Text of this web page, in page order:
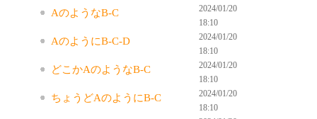
AのようなB-C
2024/01/20
18:10
AのようにB-C-D
2024/01/20
18:10
どこかAのようなB-C
2024/01/20
18:10
ちょうどAのようにB-C
2024/01/20
18:10